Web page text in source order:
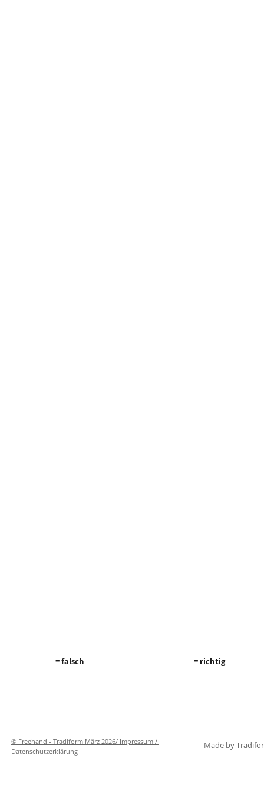
Made by
© Freehand - Tradiform März 2026/ Impressum /
Datenschutzerklärung
= falsch                                                              = richtig